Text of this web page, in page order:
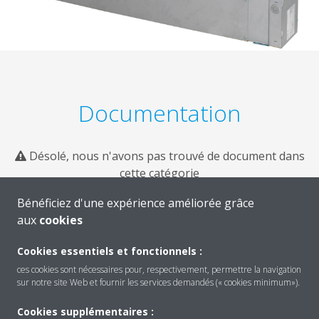
Documentation
Désolé, nous n'avons pas trouvé de document dans
cette catégorie
Bénéficiez d'une expérience améliorée grâce
aux cookies
Cookies essentiels et fonctionnels :
ces cookies sont nécessaires pour, respectivement, permettre la navigation
sur notre site Web et fournir les services demandés (« cookies minimum»).
Cookies supplémentaires :